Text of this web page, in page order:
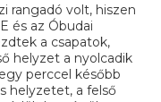
rangadó volt, hiszen
és az Óbudai
a csapatok,
helyzet a nyolcadik
perccel később
helyzetet, a felső